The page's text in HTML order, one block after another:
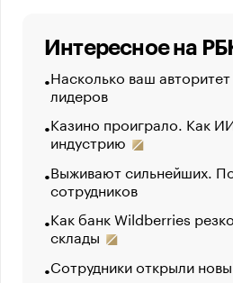
Интересное на
Насколько ваш
лидеров
Казино проиграло. Как
индустрию
Выживают сильнейших.
сотрудников
Как банк Wildberries
склады
Сотрудники открыли